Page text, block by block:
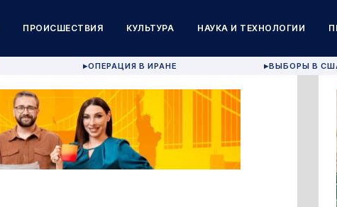
ПРОИСШЕСТВИЯ КУЛЬТУРА НАУКА И ТЕХНОЛОГИИ
▶ОПЕРАЦИЯ В ИРАНЕ ▶ВЫБОРЫ В